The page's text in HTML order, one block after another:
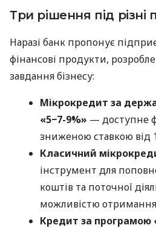
Три рішення під різні
Наразі банк пропонує
фінансові продукти,
завдання бізнесу:
Мікрокредит за
«5−7-9%» — доступне
зниженою ставкою від
Класичний
інструмент для
коштів та поточної
можливістю отримання
Кредит за програмою